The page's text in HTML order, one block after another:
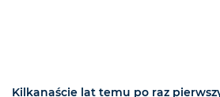
Kilkanaście lat temu po raz pierwszy